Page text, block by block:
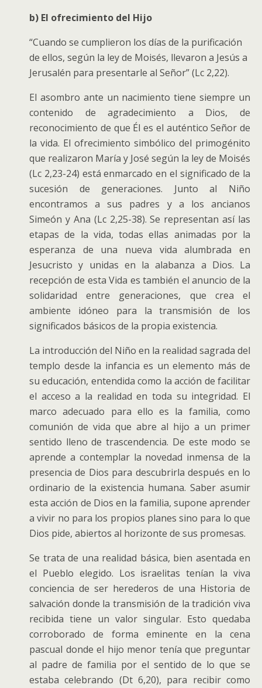
b) El ofrecimiento del Hijo
“Cuando se cumplieron los días de la purificación
de ellos, según la ley de Moisés, llevaron a Jesús a
Jerusalén para presentarle al Señor” (Lc 2,22).
El asombro ante un nacimiento tiene siempre un
contenido de agradecimiento a Dios, de
reconocimiento de que Él es el auténtico Señor de
la vida. El ofrecimiento simbólico del primogénito
que realizaron María y José según la ley de Moisés
(Lc 2,23-24) está enmarcado en el significado de la
sucesión de generaciones. Junto al Niño
encontramos a sus padres y a los ancianos
Simeón y Ana (Lc 2,25-38). Se representan así las
etapas de la vida, todas ellas animadas por la
esperanza de una nueva vida alumbrada en
Jesucristo y unidas en la alabanza a Dios. La
recepción de esta Vida es también el anuncio de la
solidaridad entre generaciones, que crea el
ambiente idóneo para la transmisión de los
significados básicos de la propia existencia.
La introducción del Niño en la realidad sagrada del
templo desde la infancia es un elemento más de
su educación, entendida como la acción de facilitar
el acceso a la realidad en toda su integridad. El
marco adecuado para ello es la familia, como
comunión de vida que abre al hijo a un primer
sentido lleno de trascendencia. De este modo se
aprende a contemplar la novedad inmensa de la
presencia de Dios para descubrirla después en lo
ordinario de la existencia humana. Saber asumir
esta acción de Dios en la familia, supone aprender
a vivir no para los propios planes sino para lo que
Dios pide, abiertos al horizonte de sus promesas.
Se trata de una realidad básica, bien asentada en
el Pueblo elegido. Los israelitas tenían la viva
conciencia de ser herederos de una Historia de
salvación donde la transmisión de la tradición viva
recibida tiene un valor singular. Esto quedaba
corroborado de forma eminente en la cena
pascual donde el hijo menor tenía que preguntar
al padre de familia por el sentido de lo que se
estaba celebrando (Dt 6,20), para recibir como